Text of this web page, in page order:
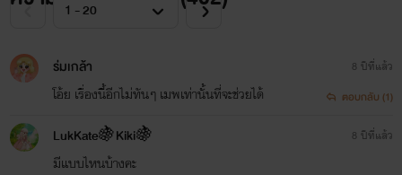
ขอฝากเพจ facebook เพื่อการติดต่อสื่อสารอีกช่องทางหนึ่ง
ร่มเกล้า
โอ้ย เรื่องนี้อีกไม่ทันๆ เมพเท่านั้นที่จะช่วยได้
8 ปีที่แล้ว
ตอบกลับ (1)
LukKate🍇Kiki🍇
มีแบบไหนบ้างคะ
8 ปีที่แล้ว